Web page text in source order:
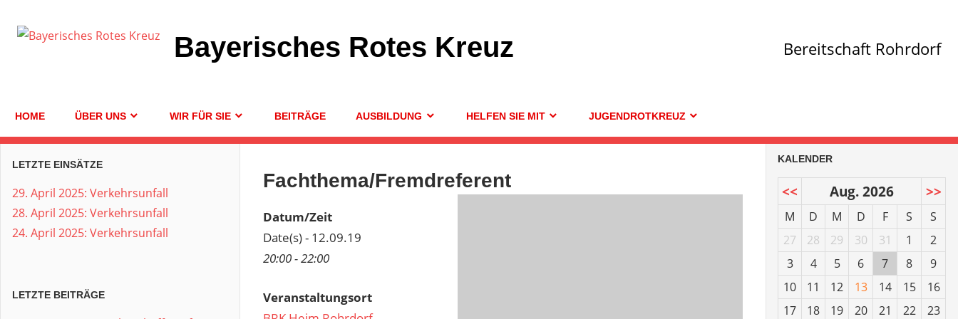
Inhalt
Bayerisches Rotes Kreuz Bereitschaft Rohrdorf
HOME ÜBER UNS WIR FÜR SIE BEITRÄGE AUSBILDUNG HELFEN SIE MIT JUGENDROTKREUZ
Fachthema/Fremdreferent
Datum/Zeit
Date(s) - 12.09.19
20:00 - 22:00
Veranstaltungsort
LETZTE EINSÄTZE
29. April 2025: Verkehrsunfall
28. April 2025: Verkehrsunfall
24. April 2025: Verkehrsunfall
LETZTE BEITRÄGE
KALENDER
<< Aug. 2026 >>
M D M D F S
S
27
28 29 30 31 1
2
3
4 5 6 7 8
9
10
11 12 13 14 15
16
17
18 19 20 21 22
23